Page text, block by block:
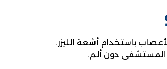
باستخدام أشعة الليزر.
المستشفى دون ألم.